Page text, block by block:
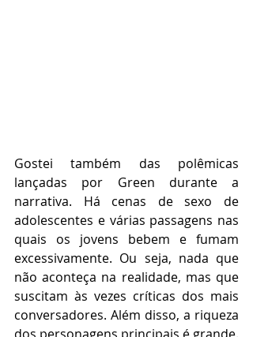
Gostei também das polêmicas
lançadas por Green durante a
narrativa. Há cenas de sexo de
adolescentes e várias passagens nas
quais os jovens bebem e fumam
excessivamente. Ou seja, nada que
não aconteça na realidade, mas que
suscitam às vezes críticas dos mais
conversadores. Além disso, a riqueza